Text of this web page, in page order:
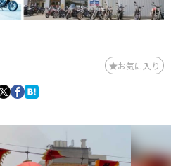
お気に入り